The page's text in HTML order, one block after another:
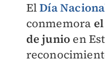
ElDía
conmemora
de junio en